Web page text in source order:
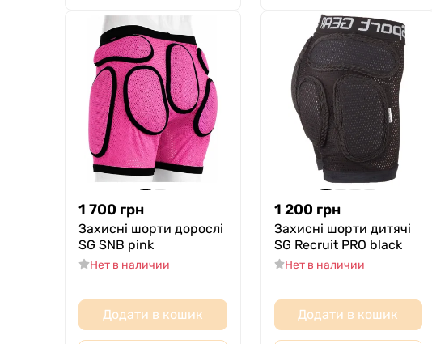
1 700 грн
Захисні шорти дорослі
SG SNB pink
Нет в наличии
Додати в кошик
1 200 грн
Захисні шорти дитячі
SG Recruit PRO black
Нет в наличии
Додати в кошик